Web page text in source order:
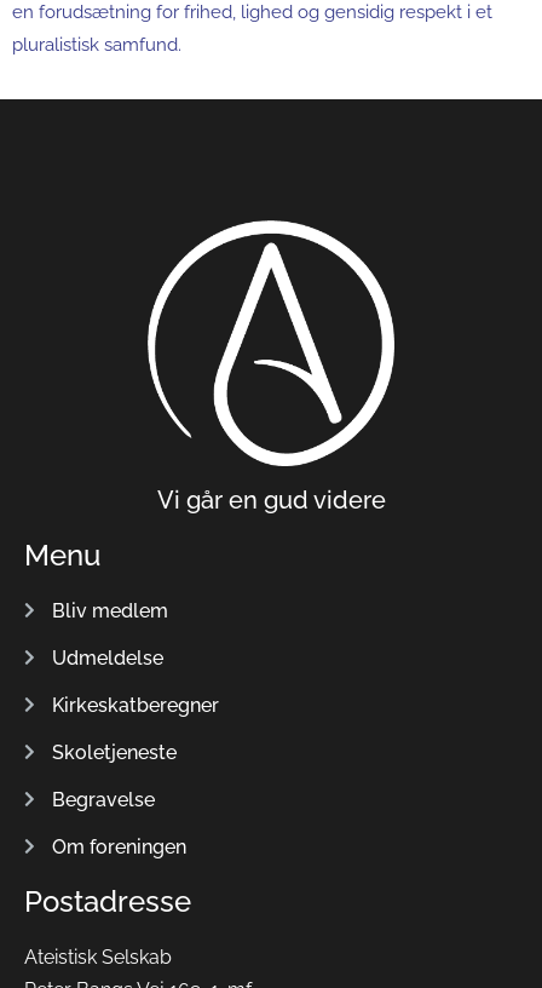
en forudsætning for frihed, lighed og gensidig respekt i et
pluralistisk samfund.
Vi går en gud videre
Menu
Bliv medlem
Udmeldelse
Kirkeskatberegner
Skoletjeneste
Begravelse
Om foreningen
Postadresse
Ateistisk Selskab